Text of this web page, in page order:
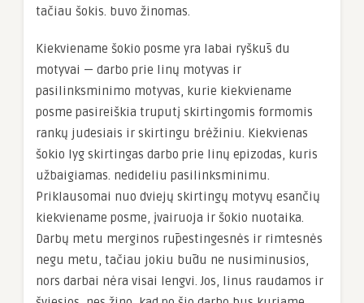
tačiau šokis. buvo žinomas.
Kiekviename šokio posme yra labai ryškūs du
motyvai — darbo prie linų motyvas ir
pasilinksminimo motyvas, kurie kiekviename
posme pasireiškia truputį skirtingomis formomis
rankų judesiais ir skirtingu brėžiniu. Kiekvienas
šokio lyg skirtingas darbo prie linų epizodas, kuris
užbaigiamas. nedideliu pasilinksminimu.
Priklausomai nuo dviejų skirtingų motyvų esančių
kiekviename posme, įvairuoja ir šokio nuotaika.
Darbų metu merginos rūpestingesnės ir rimtesnės
negu metu, tačiau jokiu būdu ne nusiminusios,
nors darbai nėra visai lengvi. Jos, linus raudamos ir